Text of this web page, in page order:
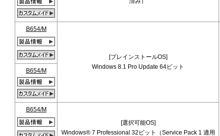
B654/M
[プレインストールOS]
Windows 8.1 Pro Update 64ビット
B654/M
B654/M
[選択可能OS]
Windows® 7 Professional 32ビット（Service Pack 1 適用